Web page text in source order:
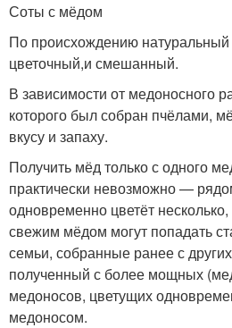
Соты с мёдом
По происхождению
цветочный,и смешанный.
В зависимости от медоносного
которого был собран пчёлами,
вкусу и запаху.
Получить мёд только с одного
практически невозможно —
одновременно цветёт
свежим мёдом могут попадать
семьи, собранные ранее с
полученный с более мощных
медоносов, цветущих
медоносом.